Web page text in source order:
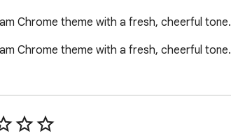
Chrome theme with a fresh, cheerful tone.
Chrome theme with a fresh, cheerful tone.